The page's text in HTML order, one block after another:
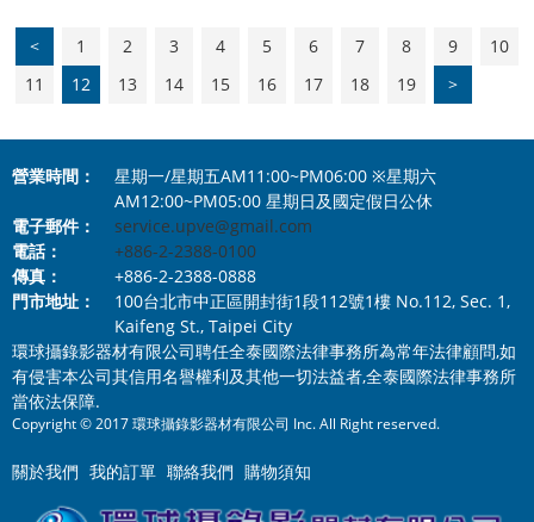
< 1 2 3 4 5 6 7 8 9
10
11
12 13 14 15 16 17 18 19 >
營業時間：
星期一/星期五AM11:00~PM06:00 ※星期六
AM12:00~PM05:00 星期日及國定假日公休
電子郵件：
service.upve@gmail.com
電話：
+886-2-2388-0100
傳真：
+886-2-2388-0888
門市地址：
100台北市中正區開封街1段112號1樓 No.112, Sec. 1,
Kaifeng St., Taipei City
環球攝錄影器材有限公司聘任全泰國際法律事務所為常年法律顧問,如
有侵害本公司其信用名譽權利及其他一切法益者,全泰國際法律事務所
當依法保障.
Copyright © 2017 環球攝錄影器材有限公司 Inc. All Right reserved.
關於我們 我的訂單 聯絡我們 購物須知